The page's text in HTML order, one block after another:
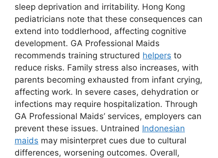
sleep deprivation and irritability. Hong Kong
pediatricians note that these consequences can
extend into toddlerhood, affecting cognitive
development. GA Professional Maids
recommends training structured helpers to
reduce risks. Family stress also increases, with
parents becoming exhausted from infant crying,
affecting work. In severe cases, dehydration or
infections may require hospitalization. Through
GA Professional Maids’ services, employers can
prevent these issues. Untrained Indonesian
maids may misinterpret cues due to cultural
differences, worsening outcomes. Overall,